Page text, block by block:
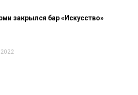
закрылся бар «Искусство»